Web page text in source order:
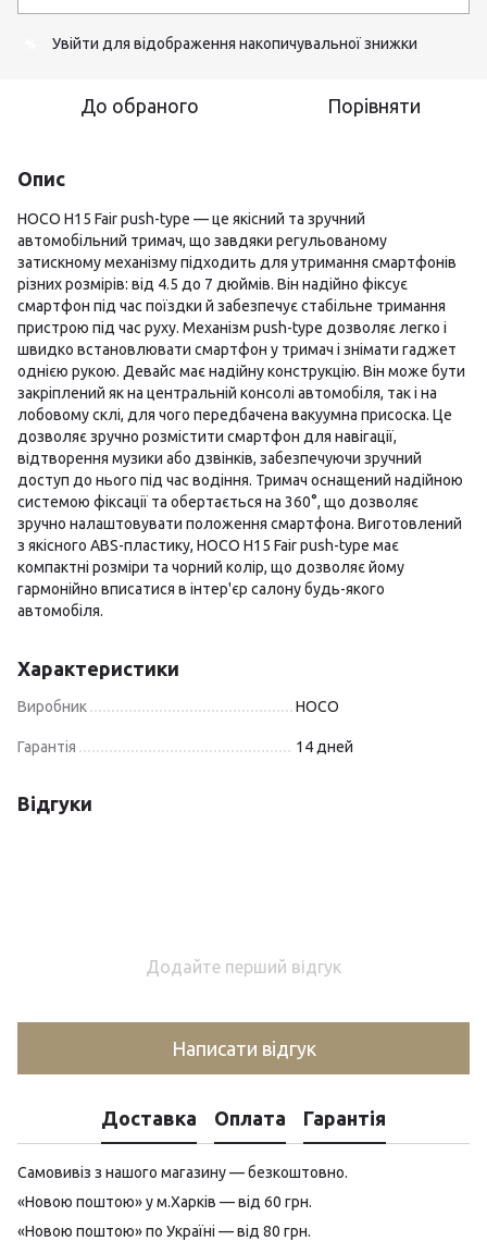
Увійти для відображення накопичувальної знижки
До обраного Порівняти
Опис
HOCO H15 Fair push-type — це якісний та зручний
автомобільний тримач, що завдяки регульованому
затискному механізму підходить для утримання смартфонів
різних розмірів: від 4.5 до 7 дюймів. Він надійно фіксує
смартфон під час поїздки й забезпечує стабільне тримання
пристрою під час руху. Механізм push-type дозволяє легко і
швидко встановлювати смартфон у тримач і знімати гаджет
однією рукою. Девайс має надійну конструкцію. Він може бути
закріплений як на центральній консолі автомобіля, так і на
лобовому склі, для чого передбачена вакуумна присоска. Це
дозволяє зручно розмістити смартфон для навігації,
відтворення музики або дзвінків, забезпечуючи зручний
доступ до нього під час водіння. Тримач оснащений надійною
системою фіксації та обертається на 360°, що дозволяє
зручно налаштовувати положення смартфона. Виготовлений
з якісного ABS-пластику, HOCO H15 Fair push-type має
компактні розміри та чорний колір, що дозволяє йому
гармонійно вписатися в інтер'єр салону будь-якого
автомобіля.
Характеристики
Виробник HOCO
Гарантія 14 дней
Відгуки
Додайте перший відгук
Написати відгук
Доставка Оплата Гарантія
Самовивіз з нашого магазину — безкоштовно.
«Новою поштою» у м.Харків — від 60 грн.
«Новою поштою» по Україні — від 80 грн.